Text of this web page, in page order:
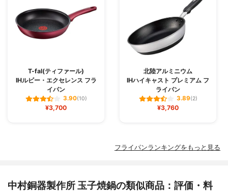
T-fal(ティファール)
IHルビー・エクセレンス フラ
イパン
3.90(10)
¥3,700
北陸アルミニウム
IHハイキャスト プレミアム フ
ライパン
3.89(2)
¥3,760
フライパンランキングをもっと見る
中村銅器製作所 玉子焼鍋の類似商品：評価・料